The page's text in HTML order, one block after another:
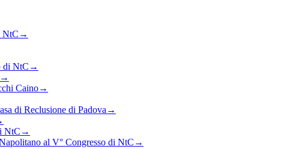
NtC →
di NtC →
→
Caino→
di Reclusione di Padova →
NtC →
al V° Congresso di NtC →